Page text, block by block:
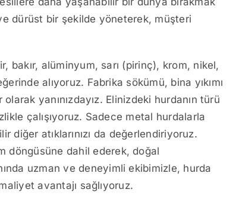
dürüst bir şekilde yöneterek, müşteri
bakır, alüminyum, sarı (pirinç), krom, nikel,
alıyoruz. Fabrika sökümü, bina yıkımı
yanınızdayız. Elinizdeki hurdanın türü
çalışıyoruz. Sadece metal hurdalarla
diğer atıklarınızı da değerlendiriyoruz.
döngüsüne dahil ederek, doğal
uzman ve deneyimli ekibimizle, hurda
avantajı sağlıyoruz.